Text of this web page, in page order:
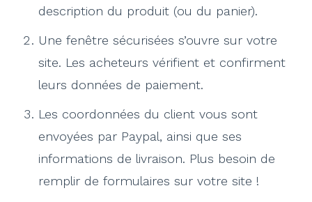
description du produit (ou du panier).
Une fenêtre sécurisées s’ouvre sur votre
site. Les acheteurs vérifient et confirment
leurs données de paiement.
Les coordonnées du client vous sont
envoyées par Paypal, ainsi que ses
informations de livraison. Plus besoin de
remplir de formulaires sur votre site !